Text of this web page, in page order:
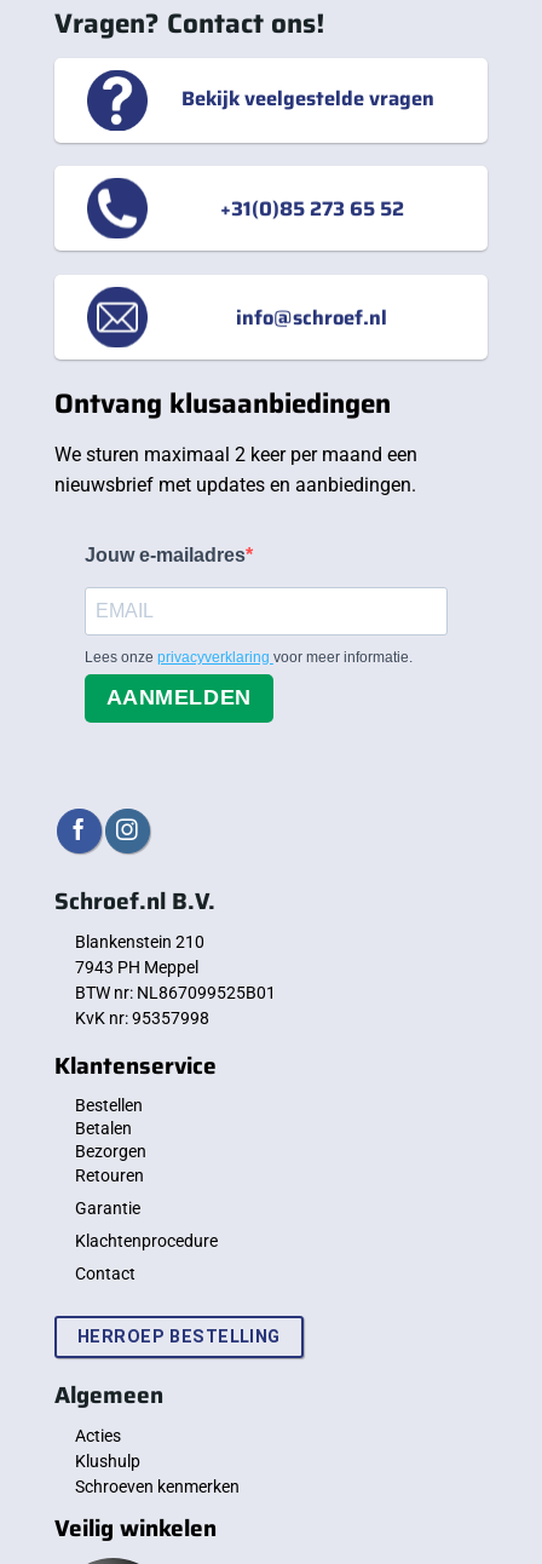
Vragen? Contact ons!
Bekijk veelgestelde vragen
+31(0)85 273 65 52
info@schroef.nl
Ontvang klusaanbiedingen
We sturen maximaal 2 keer per maand een
nieuwsbrief met updates en aanbiedingen.
Jouw e-mailadres
Lees onze privacyverklaring voor meer informatie.
AANMELDEN
Schroef.nl B.V.
Blankenstein 210
7943 PH Meppel
BTW nr: NL867099525B01
KvK nr: 95357998
Klantenservice
Bestellen
Betalen
Bezorgen
Retouren
Garantie
Klachtenprocedure
Contact
HERROEP BESTELLING
Algemeen
Acties
Klushulp
Schroeven kenmerken
Veilig winkelen